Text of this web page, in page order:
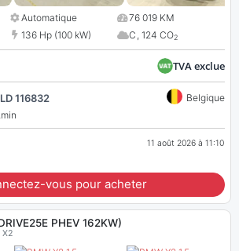
Automatique
76 019 KM
136 Hp (100 kW) C, 124 CO2
TVA exclue
116832
Belgique
11 août 2026 à 11:10
vous pour acheter
PHEV 162KW)